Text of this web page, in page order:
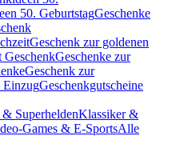
50. GeburtstagGeschenke
Geschenk zur goldenen
GeschenkGeschenke zur
Geschenk zur
EinzugGeschenkgutscheine
SuperheldenKlassiker &
Games & E-SportsAlle